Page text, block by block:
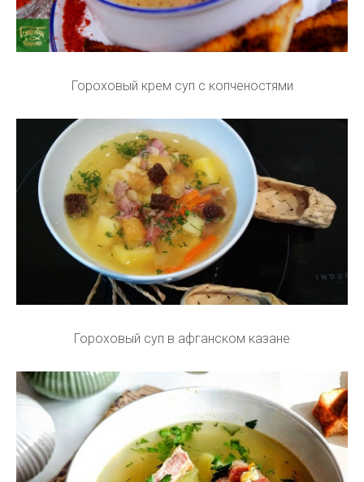
Гороховый крем суп с копченостями
Гороховый суп в афганском казане